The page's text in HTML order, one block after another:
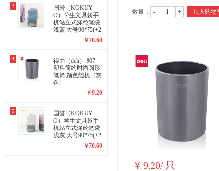
3
国誉（KOKUY
O）学生文具袋手
机站立式涤纶笔袋
浅蓝 大号90*75(+2
0)*175mm WSG-P
￥70.60
4
得力（deli） 907
塑料简约时尚圆形
笔筒 颜色随机（灰
色）
￥9.20
5
国誉（KOKUY
O）学生文具袋手
机站立式涤纶笔袋
浅灰 大号90*75(+2
0)*175mm WSG-P
￥70.60
数量： - + 加入购物
￥ 9.20/ 只